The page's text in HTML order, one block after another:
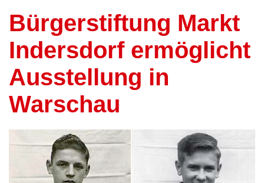
Bürgerstiftung Markt
Indersdorf ermöglicht
Ausstellung in
Warschau